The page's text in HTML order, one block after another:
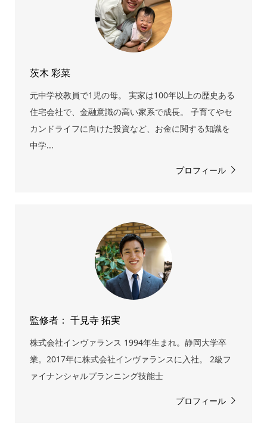
茨木 彩菜
元中学校教員で1児の母。 実家は100年以上の歴史ある
住宅会社で、金融意識の高い家系で成長。 子育てやセ
カンドライフに向けた投資など、お金に関する知識を
中学...
プロフィール
監修者： 千見寺 拓実
株式会社インヴァランス 1994年生まれ。静岡大学卒
業。2017年に株式会社インヴァランスに入社。 2級フ
ァイナンシャルプランニング技能士
プロフィール